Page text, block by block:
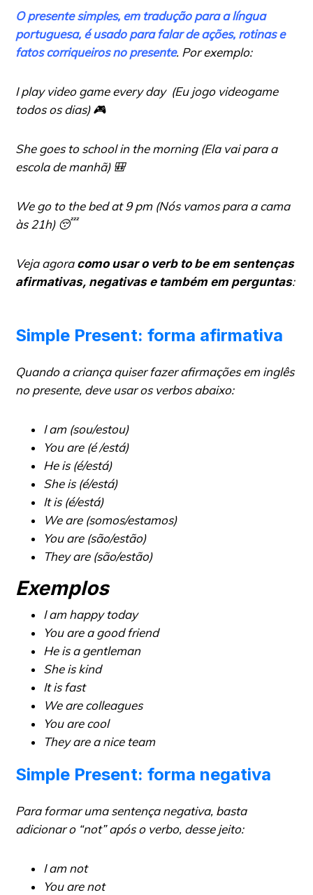
O presente simples, em tradução para a língua
portuguesa, é usado para falar de ações, rotinas e
fatos corriqueiros no presente. Por exemplo:
I play video game every day (Eu jogo videogame
todos os dias) 🎮
She goes to school in the morning (Ela vai para a
escola de manhã) 🎒
We go to the bed at 9 pm (Nós vamos para a cama
às 21h) 😴
Veja agora como usar o verb to be em sentenças
afirmativas, negativas e também em perguntas:
Simple Present: forma afirmativa
Quando a criança quiser fazer afirmações em inglês
no presente, deve usar os verbos abaixo:
I am (sou/estou)
You are (é /está)
He is (é/está)
She is (é/está)
It is (é/está)
We are (somos/estamos)
You are (são/estão)
They are (são/estão)
Exemplos
I am happy today
You are a good friend
He is a gentleman
She is kind
It is fast
We are colleagues
You are cool
They are a nice team
Simple Present: forma negativa
Para formar uma sentença negativa, basta
adicionar o “not” após o verbo, desse jeito:
I am not
You are not